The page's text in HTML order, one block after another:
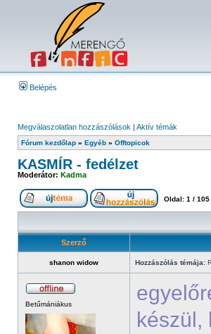
Belépés
Megválaszolatlan hozzászólások | Aktív témák
Fórum kezdőlap » Egyéb » Offtopicok
KASMÍR - fedélzet
Moderátor: Kadma
Oldal: 1 / 105
Szerző
shanon widow Hozzászólás témája:
Betűmániákus
készül,